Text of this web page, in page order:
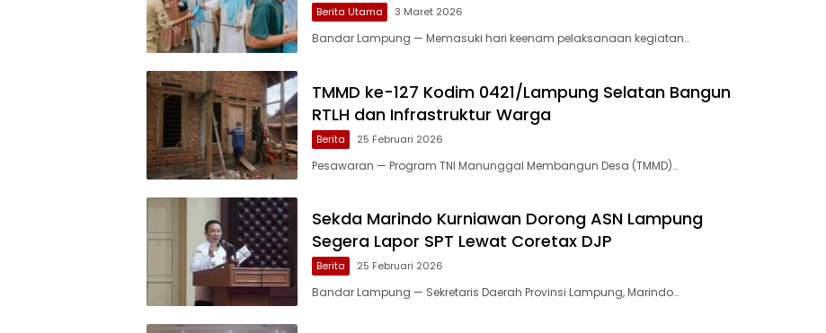
Berita Utama 3 Maret 2026
Bandar Lampung — Memasuki hari keenam pelaksanaan kegiatan…
TMMD ke-127 Kodim 0421/Lampung Selatan Bangun
RTLH dan Infrastruktur Warga
Berita 25 Februari 2026
Pesawaran — Program TNI Manunggal Membangun Desa (TMMD)…
Sekda Marindo Kurniawan Dorong ASN Lampung
Segera Lapor SPT Lewat Coretax DJP
Berita 25 Februari 2026
Bandar Lampung — Sekretaris Daerah Provinsi Lampung, Marindo…